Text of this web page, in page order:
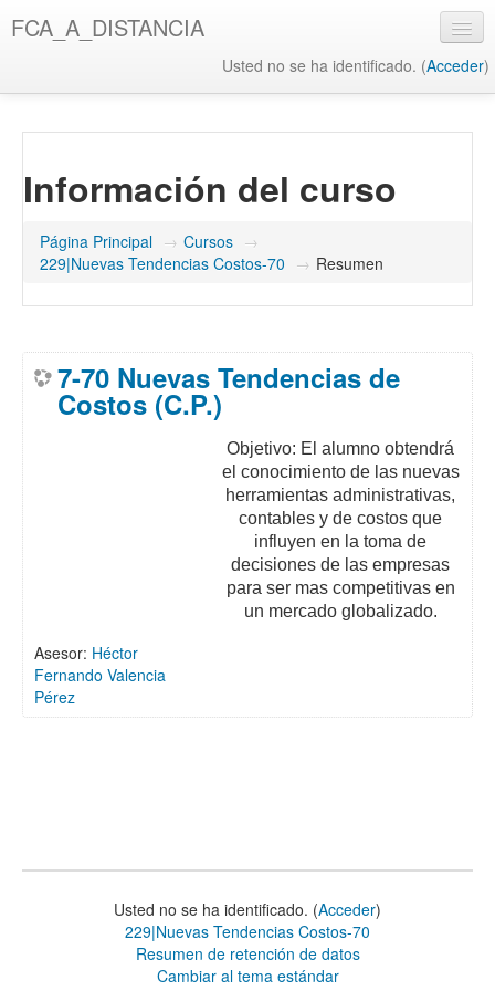
al
FCA_A_DISTANCIA
Usted no se ha identificado. (Acceder)
Biblioteca UAQ
FCA
Información del curso
Página Principal → Cursos →
229|Nuevas Tendencias Costos-70 → Resumen
7-70 Nuevas Tendencias de
Costos (C.P.)
Objetivo: El alumno obtendrá
el conocimiento de las nuevas
herramientas administrativas,
contables y de costos que
influyen en la toma de
decisiones de las empresas
para ser mas competitivas en
un mercado globalizado.
Asesor: Héctor
Fernando Valencia
Pérez
Usted no se ha identificado. (Acceder)
229|Nuevas Tendencias Costos-70
Resumen de retención de datos
Cambiar al tema estándar